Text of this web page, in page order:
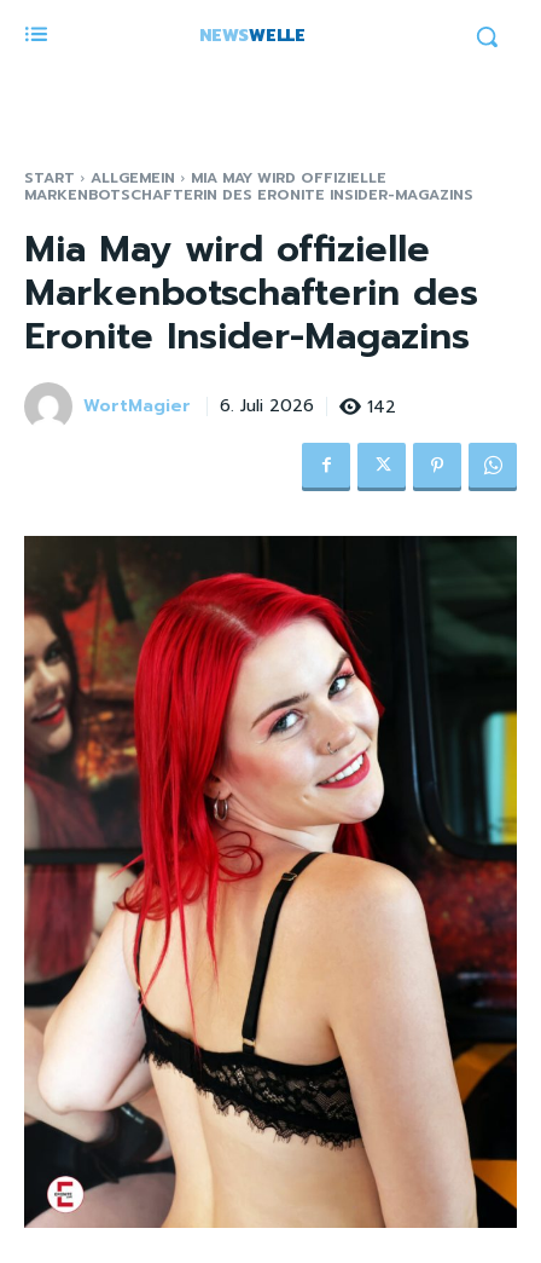
NEWSWELLE
START ALLGEMEIN MIA MAY WIRD OFFIZIELLE
MARKENBOTSCHAFTERIN DES ERONITE INSIDER-MAGAZINS
Mia May wird offizielle
Markenbotschafterin des
Eronite Insider-Magazins
WortMagier 6. Juli 2026 142